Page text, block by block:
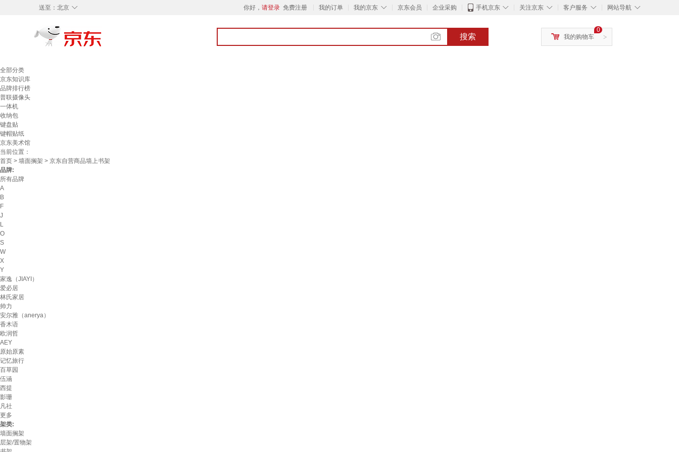
◇
送至： 北京 你好， 请登录 免费注册 我的订单 ◇
我的京东 京东会员 企业采购 ◇
手机京东 ◇
关注京东 ◇
客户服务 ◇
网站导航
搜索 >
0
我的购物车
全部分类
京东知识库
品牌排行榜
普联摄像头
一体机
收纳包
键盘贴
键帽贴纸
京东美术馆
当前位置：
首页 > 墙面搁架 > 京东自营商品墙上书架
品牌:
所有品牌
A
B
F
J
L
O
S
W
X
Y
家逸（JIAYI）
爱必居
林氏家居
帅力
安尔雅（anerya）
香木语
欧润哲
AEY
原始原素
记忆旅行
百草园
伍涵
西提
影珊
凡社
更多
架类:
墙面搁架
层架/置物架